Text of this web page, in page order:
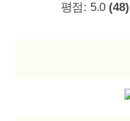
평점: 5.0 (48)